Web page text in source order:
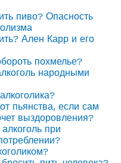
пиво? Опасность
Ален Карр и его
похмелье?
народными
пьянства, если сам
выздоровления?
при